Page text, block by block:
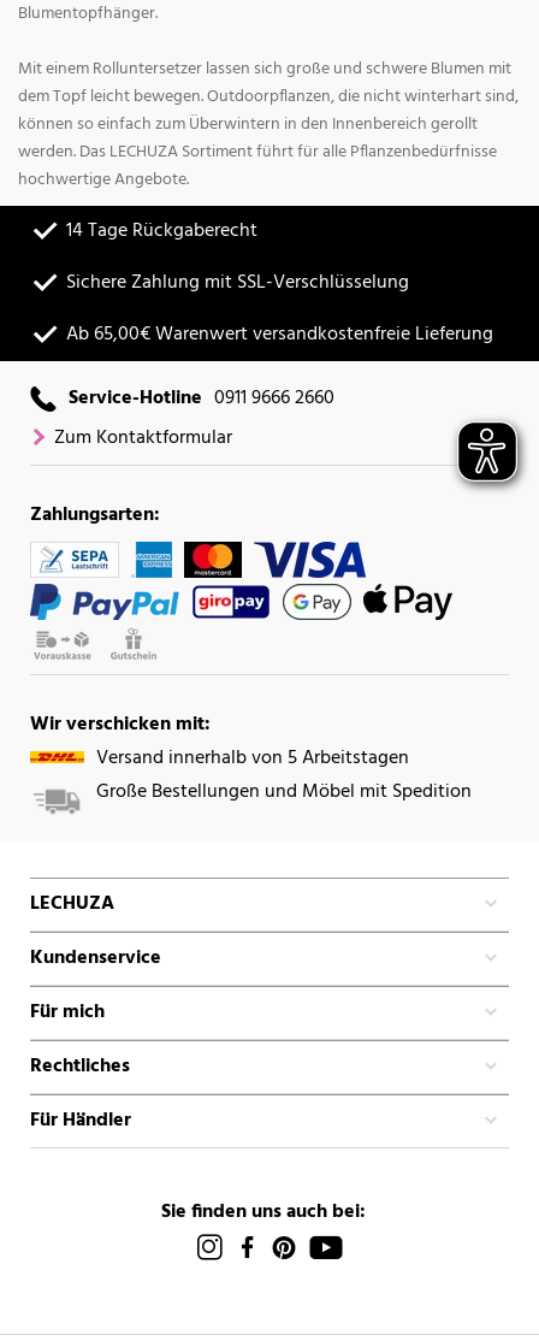
Blumentopfhänger.
Mit einem Rolluntersetzer lassen sich große und schwere Blumen mit
dem Topf leicht bewegen. Outdoorpflanzen, die nicht winterhart sind,
können so einfach zum Überwintern in den Innenbereich gerollt
werden. Das LECHUZA Sortiment führt für alle Pflanzenbedürfnisse
hochwertige Angebote.
14 Tage Rückgaberecht
Sichere Zahlung mit SSL-Verschlüsselung
Ab 65,00€ Warenwert versandkostenfreie Lieferung
Service-Hotline 0911 9666 2660
Zum Kontaktformular
Zahlungsarten:
Wir verschicken mit:
Versand innerhalb von 5 Arbeitstagen
Große Bestellungen und Möbel mit Spedition
LECHUZA
Kundenservice
Für mich
Rechtliches
Für Händler
Sie finden uns auch bei: